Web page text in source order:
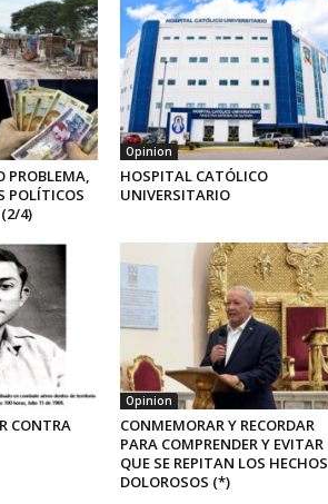
PROBLEMA,
POLÍTICOS
4)
Opinion
HOSPITAL CATÓLICO
UNIVERSITARIO
CONTRA
Opinion
CONMEMORAR Y RECORDAR
PARA COMPRENDER Y EVITAR
QUE SE REPITAN LOS HECHOS
DOLOROSOS (*)